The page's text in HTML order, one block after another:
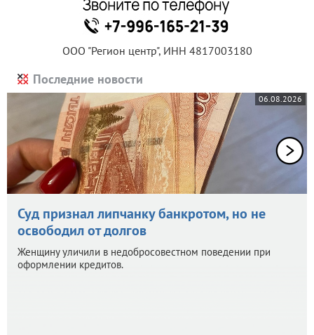
ООО "Регион центр", ИНН 4817003180
Последние новости
06.08.2026
Суд признал липчанку банкротом, но не
освободил от долгов
Женщину уличили в недобросовестном поведении при
оформлении кредитов.